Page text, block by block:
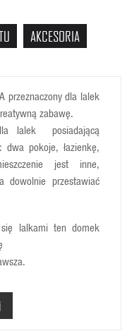
AKCESORIA
przeznaczony dla lalek
zabawę.
lalek posiadającą
dwa pokoje, łazienkę,
jest inne,
dowolnie przestawiać
lalkami ten domek